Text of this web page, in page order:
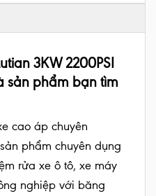
3KW 2200PSI
sản phẩm bạn tìm
cao áp chuyên
phẩm chuyên dụng
rửa xe ô tô, xe máy
nghiệp với băng